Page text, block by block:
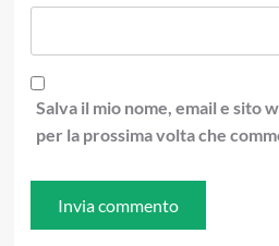
Salva il mio nome, email e sito
per la prossima volta che